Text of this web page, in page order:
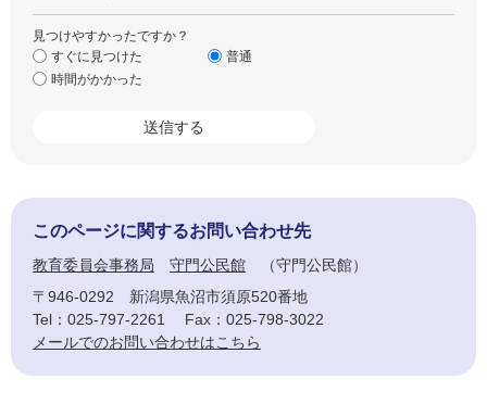
見つけやすかったですか？
すぐに見つけた
普通
時間がかかった
このページに関するお問い合わせ先
教育委員会事務局 守門公民館
守門公民館
〒946-0292
新潟県魚沼市須原520番地
Tel：025-797-2261
Fax：025-798-3022
メールでのお問い合わせはこちら